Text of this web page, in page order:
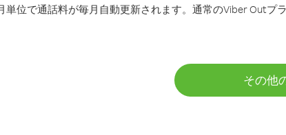
単位で通話料が毎月自動更新されます。通常のViber Outプ
その他